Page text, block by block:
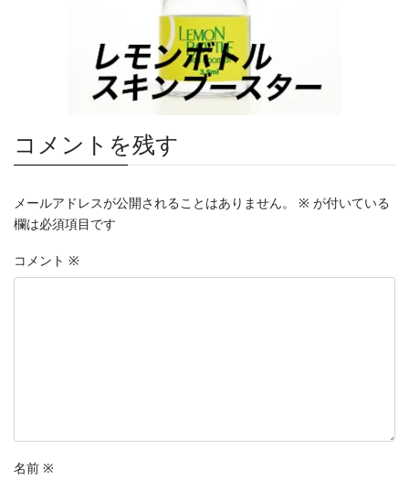
コメントを残す
メールアドレスが公開されることはありません。 ※ が付いている
欄は必須項目です
コメント ※
名前 ※